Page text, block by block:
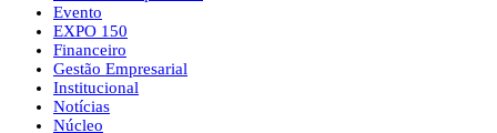
Evento
EXPO 150
Financeiro
Gestão Empresarial
Institucional
Notícias
Núcleo